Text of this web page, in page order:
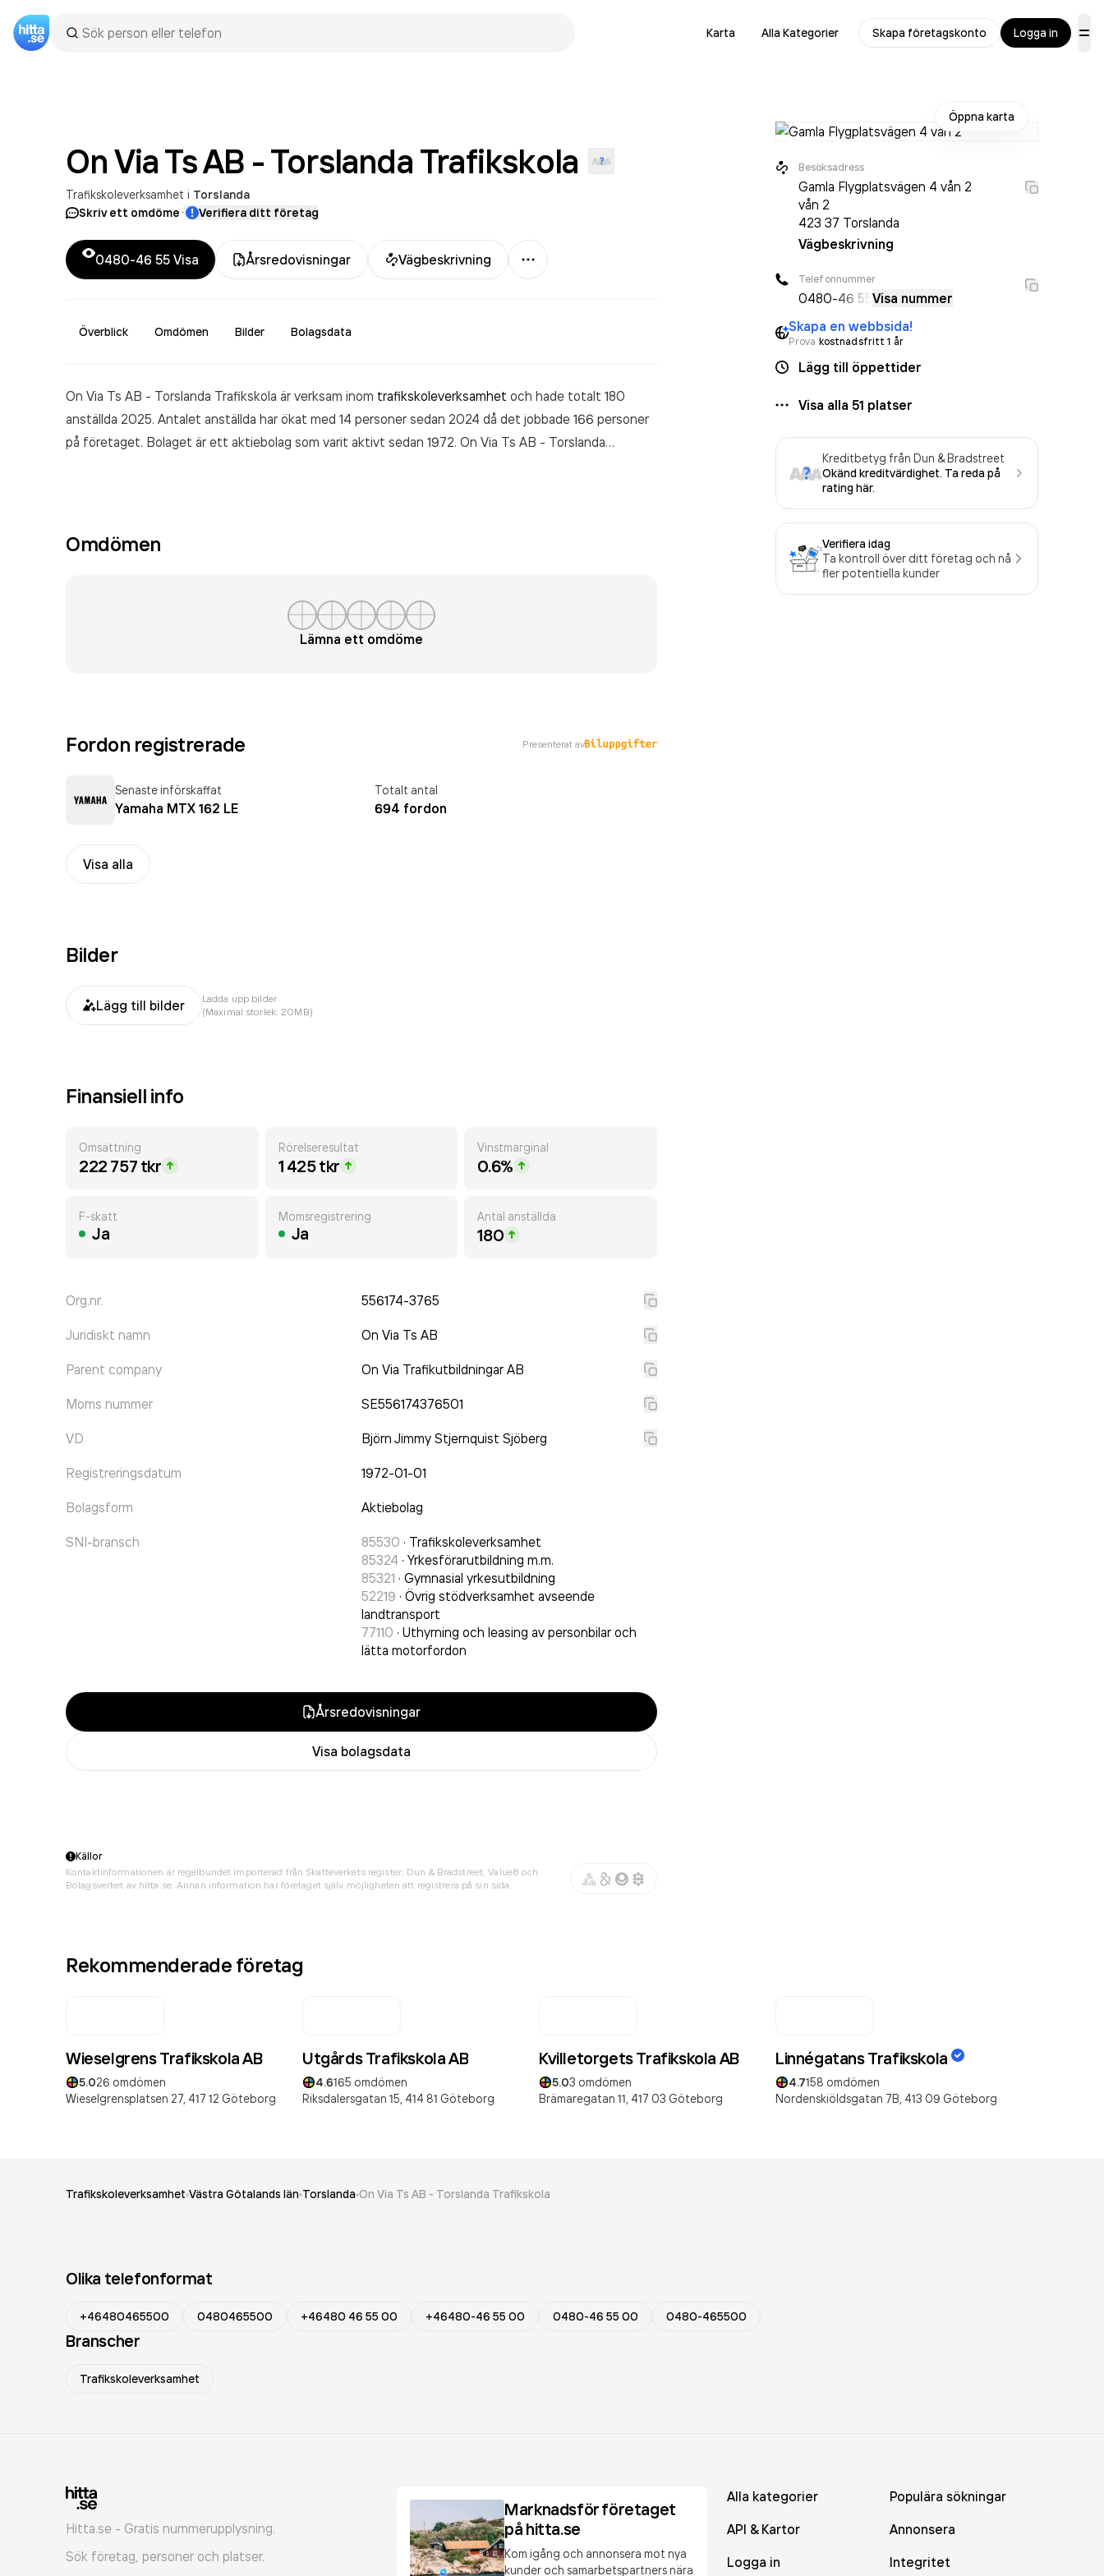
Karta Alla Kategorier Skapa företagskonto Logga in
On Via Ts AB - Torslanda Trafikskola
Trafikskoleverksamhet i Torslanda
Skriv ett omdöme· Verifiera ditt företag
0480-46 55 Visa Årsredovisningar Vägbeskrivning
Mer
Överblick Omdömen Bilder Bolagsdata
On Via Ts AB - Torslanda Trafikskola är verksam inom trafikskoleverksamhet och hade totalt 180
anställda 2025. Antalet anställda har ökat med 14 personer sedan 2024 då det jobbade 166 personer
på företaget. Bolaget är ett aktiebolag som varit aktivt sedan 1972. On Via Ts AB - Torslanda
Omdömen
Lämna ett omdöme
Fordon registrerade Presenterat av
Senaste införskaffat
Yamaha MTX 162 LE
Totalt antal
694 fordon
Visa alla
Bilder
Lägg till bilder
Ladda upp bilder
(Maximal storlek: 20MB)
Finansiell info
Omsättning
222 757 tkr
Rörelseresultat
1 425 tkr
Vinstmarginal
0.6%
F-skatt
Ja
Momsregistrering
Ja
Antal anställda
180
Org.nr. 556174-3765
Juridiskt namn On Via Ts AB
Parent company On Via Trafikutbildningar AB
Moms nummer SE556174376501
VD Björn Jimmy Stjernquist Sjöberg
Registreringsdatum 1972-01-01
Bolagsform Aktiebolag
SNI-bransch 85530 · Trafikskoleverksamhet
85324 · Yrkesförarutbildning m.m.
85321 · Gymnasial yrkesutbildning
52219 · Övrig stödverksamhet avseende
landtransport
77110 · Uthyrning och leasing av personbilar och
lätta motorfordon
Årsredovisningar
Visa bolagsdata
Öppna karta
Besöksadress
Gamla Flygplatsvägen 4 vån 2
vån 2
423 37 Torslanda
Vägbeskrivning
Telefonnummer
0480-46 55 Visa nummer
Skapa en webbsida!
Prova kostnadsfritt 1 år
Lägg till öppettider
Visa alla 51 platser
Kreditbetyg från Dun & Bradstreet
Okänd kreditvärdighet. Ta reda på
rating här.
Verifiera idag
Ta kontroll över ditt företag och nå
fler potentiella kunder
Källor
Kontaktinformationen är regelbundet importerad från Skatteverkets register, Dun & Bradstreet, Value8 och
Bolagsverket av hitta.se. Annan information har företaget själv möjligheten att registrera på sin sida.
Rekommenderade företag
Wieselgrens Trafikskola AB
5.026 omdömen
Wieselgrensplatsen 27, 417 12 Göteborg
Utgårds Trafikskola AB
4.6165 omdömen
Riksdalersgatan 15, 414 81 Göteborg
Kvilletorgets Trafikskola AB
5.03 omdömen
Brämaregatan 11, 417 03 Göteborg
Linnégatans Trafikskola
4.7158 omdömen
Nordenskiöldsgatan 7B, 413 09 Göteborg
Trafikskoleverksamhet Västra Götalands län Torslanda On Via Ts AB - Torslanda Trafikskola
Olika telefonformat
+46480465500 0480465500 +46480 46 55 00 +46480-46 55 00 0480-46 55 00 0480-465500
Branscher
Trafikskoleverksamhet
Hitta.se - Gratis nummerupplysning.
Sök företag, personer och platser.
Marknadsför företaget
på hitta.se
Kom igång och annonsera mot nya
kunder och samarbetspartners nära
Alla kategorier
Populära sökningar
API & Kartor
Annonsera
Logga in
Integritet